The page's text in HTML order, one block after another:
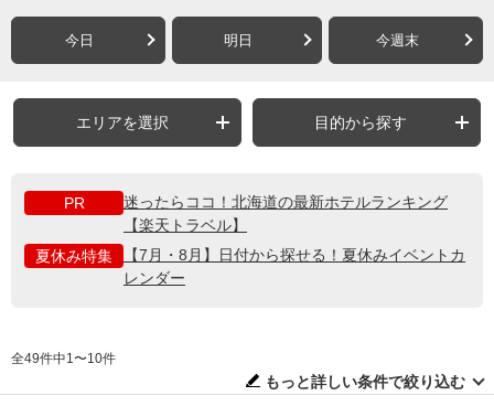
今日 明日 今週末
エリアを選択 目的から探す
PR
迷ったらココ！北海道の最新ホテルランキング
【楽天トラベル】
夏休み特集
【7月・8月】日付から探せる！夏休みイベントカ
レンダー
全49件中1〜10件
もっと詳しい条件で絞り込む